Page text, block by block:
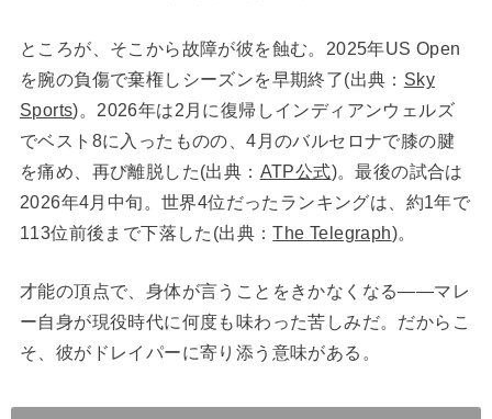
ところが、そこから故障が彼を蝕む。2025年US Open
を腕の負傷で棄権しシーズンを早期終了(出典： Sky
Sports)。2026年は2月に復帰しインディアンウェルズ
でベスト8に入ったものの、4月のバルセロナで膝の腱
を痛め、再び離脱した(出典： ATP公式)。最後の試合は
2026年4月中旬。世界4位だったランキングは、約1年で
113位前後まで下落した(出典：The Telegraph)。
才能の頂点で、身体が言うことをきかなくなる——マレ
ー自身が現役時代に何度も味わった苦しみだ。だからこ
そ、彼がドレイパーに寄り添う意味がある。